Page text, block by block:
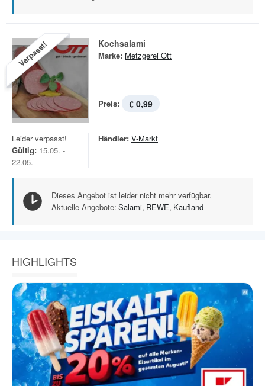
Verpasst! Kochsalami
Marke: Metzgerei Ott
Preis: € 0,99
Leider verpasst!
Gültig: 15.05. -
22.05.
Händler: V-Markt
Dieses Angebot ist leider nicht mehr verfügbar.
Aktuelle Angebote: Salami, REWE, Kaufland
HIGHLIGHTS